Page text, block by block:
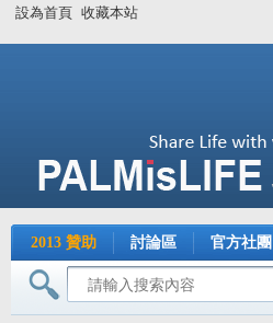
設為首頁 收藏本站
2013 贊助 討論區 官方社團